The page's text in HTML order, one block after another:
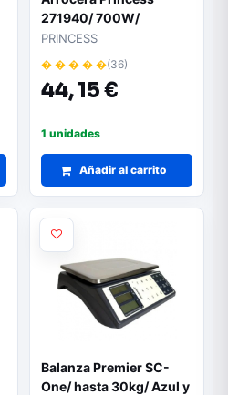
271940/ 700W/
Capacidad 1.8L
PRINCESS
� � � � �(36)
44,15 €
1 unidades
Añadir al carrito
Balanza Premier SC-
One/ hasta 30kg/ Azul y